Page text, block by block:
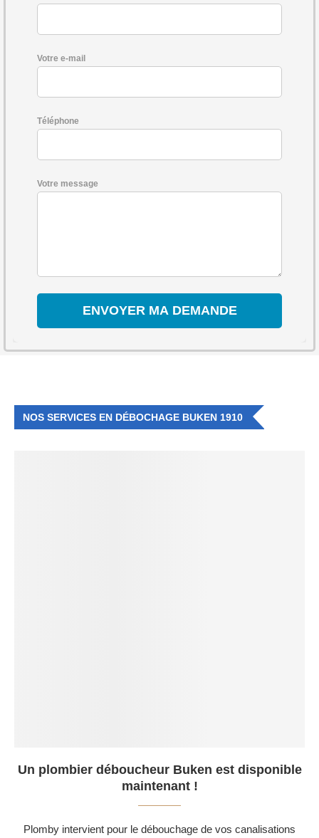
Votre e-mail
Téléphone
Votre message
NOS SERVICES EN DÉBOCHAGE BUKEN 1910
Un plombier déboucheur Buken est disponible
maintenant !
Plomby intervient pour le débouchage de vos canalisations